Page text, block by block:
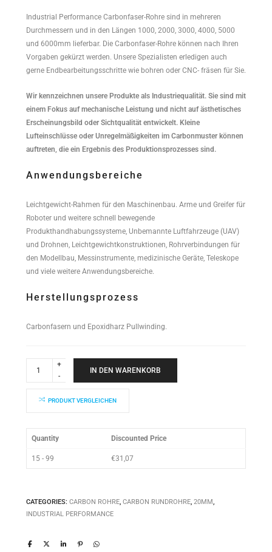
Industrial Performance Carbonfaser-Rohre sind in mehreren
Durchmessern und in den Längen 1000, 2000, 3000, 4000, 5000
und 6000mm lieferbar. Die Carbonfaser-Rohre können nach Ihren
Vorgaben gekürzt werden. Unsere Spezialisten erledigen auch
gerne Endbearbeitungsschritte wie bohren oder CNC- fräsen für Sie.
Wir kennzeichnen unsere Produkte als Industriequalität. Sie sind mit
einem Fokus auf mechanische Leistung und nicht auf ästhetisches
Erscheinungsbild oder Sichtqualität entwickelt. Kleine
Lufteinschlüsse oder Unregelmäßigkeiten im Carbonmuster können
auftreten, die ein Ergebnis des Produktionsprozesses sind.
Anwendungsbereiche
Leichtgewicht-Rahmen für den Maschinenbau. Arme und Greifer für
Roboter und weitere schnell bewegende
Produkthandhabungssysteme, Unbemannte Luftfahrzeuge (UAV)
und Drohnen, Leichtgewichtkonstruktionen, Rohrverbindungen für
den Modellbau, Messinstrumente, medizinische Geräte, Teleskope
und viele weitere Anwendungsbereiche.
Herstellungsprozess
Carbonfasern und Epoxidharz Pullwinding.
Performance
quantity
IN DEN WARENKORB
PRODUKT VERGLEICHEN
Quantity Discounted Price
15 - 99 €31,07
CATEGORIES: CARBON ROHRE, CARBON RUNDROHRE, 20MM,
INDUSTRIAL PERFORMANCE